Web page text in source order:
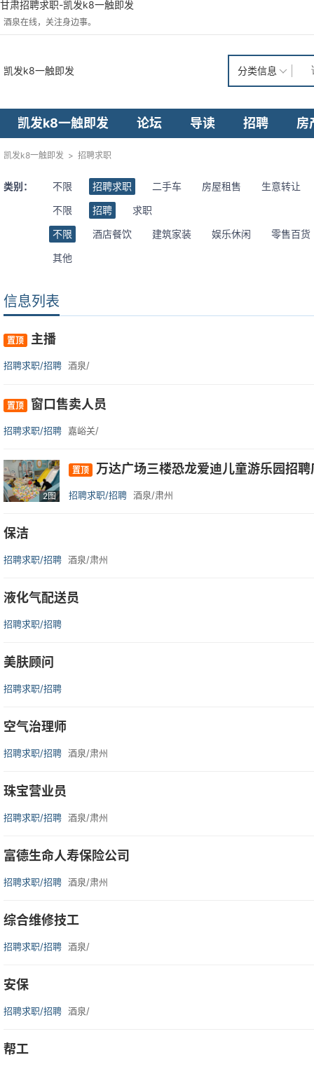
甘肃招聘求职-凯发k8一触即发
酒泉在线，关注身边事。
凯发k8一触即发 分类信息
凯发k8一触即发 论坛 导读 招聘 房
凯发k8一触即发 > 招聘求职
类别： 不限 招聘求职 二手车 房屋租售
生意转让
不限
招聘
求职
不限
酒店餐饮 建筑家装 娱乐休闲
零售百货
其他
信息列表
置顶 主播
招聘求职/招聘 酒泉/
置顶 窗口售卖人员
招聘求职/招聘 嘉峪关/
2图
置顶 万达广场三楼恐龙爱迪儿童游乐园招聘
招聘求职/招聘 酒泉/肃州
保洁
招聘求职/招聘 酒泉/肃州
液化气配送员
招聘求职/招聘
美肤顾问
招聘求职/招聘
空气治理师
招聘求职/招聘 酒泉/肃州
珠宝营业员
招聘求职/招聘 酒泉/肃州
富德生命人寿保险公司
招聘求职/招聘 酒泉/肃州
综合维修技工
招聘求职/招聘 酒泉/
安保
招聘求职/招聘 酒泉/
帮工